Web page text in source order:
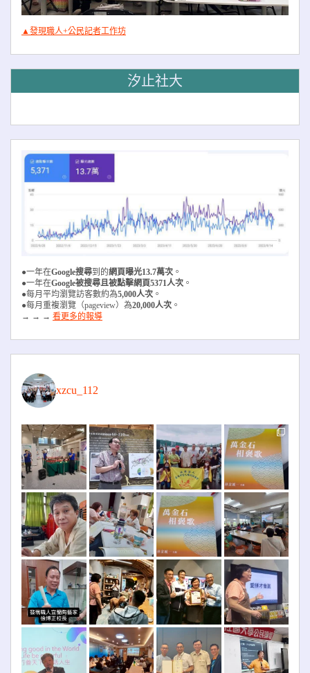
▲發現職人+公民記者工作坊
汐止社大
●一年在Google搜尋到的網頁曝光13.7萬次 。
●一年在Google被搜尋且被點擊網頁5371人次 。
●每月平均瀏覽訪客數約為5,000人次 。
●每月重複瀏覽（pageview）為20,000人次 。
→ → → 看更多的報導
xzcu_112